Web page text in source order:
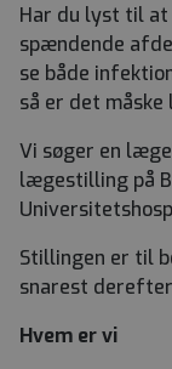
Har du lyst til
spændende
se både
så er det måske
Vi søger en
lægestilling på
Stillingen er til
snarest
Hvem er vi